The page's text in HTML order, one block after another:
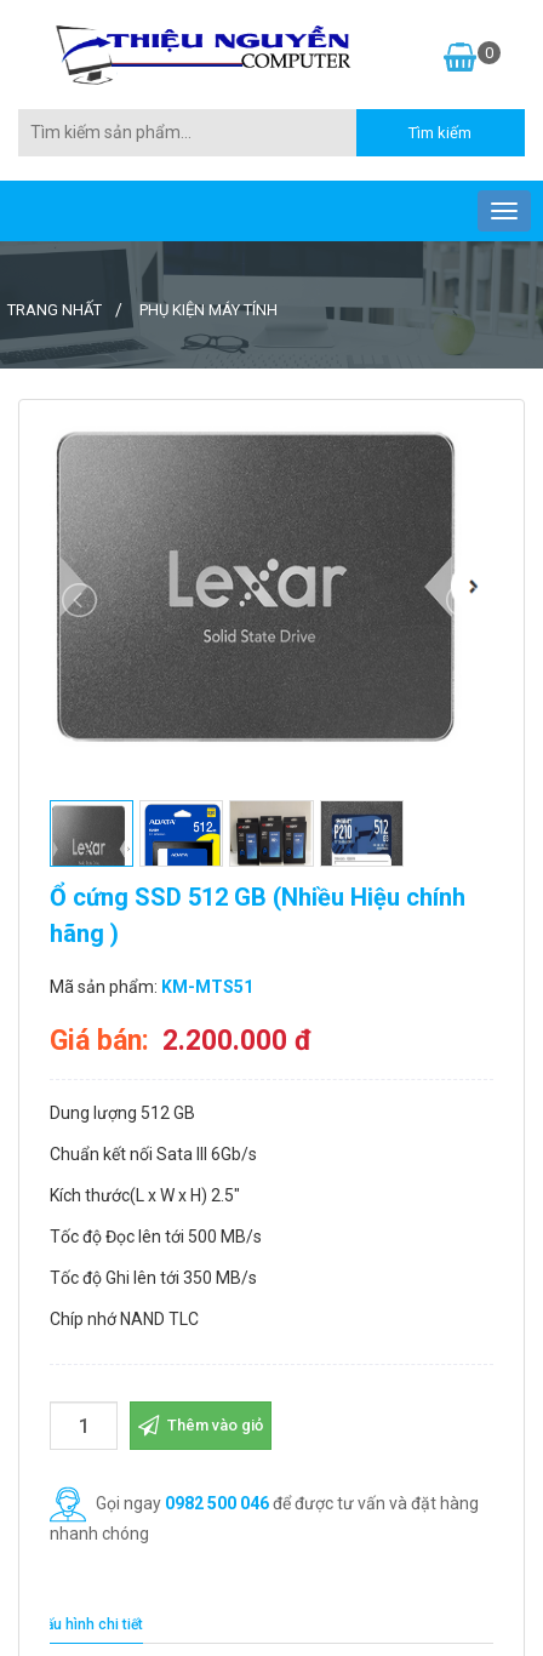
0
TRANG NHẤT PHỤ KIỆN MÁY TÍNH
Ổ cứng SSD 512 GB (Nhiều Hiệu chính
hãng )
Mã sản phẩm: KM-MTS51
Giá bán: 2.200.000 đ
Dung lượng 512 GB
Chuẩn kết nối Sata III 6Gb/s
Kích thước(L x W x H) 2.5"
Tốc độ Đọc lên tới 500 MB/s
Tốc độ Ghi lên tới 350 MB/s
Chíp nhớ NAND TLC
Thêm vào giỏ
Gọi ngay 0982 500 046để được tư vấn và đặt hàng
nhanh chóng
Cấu hình chi tiết